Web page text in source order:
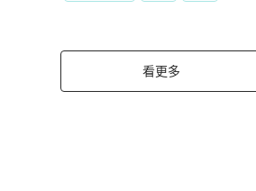
看更多